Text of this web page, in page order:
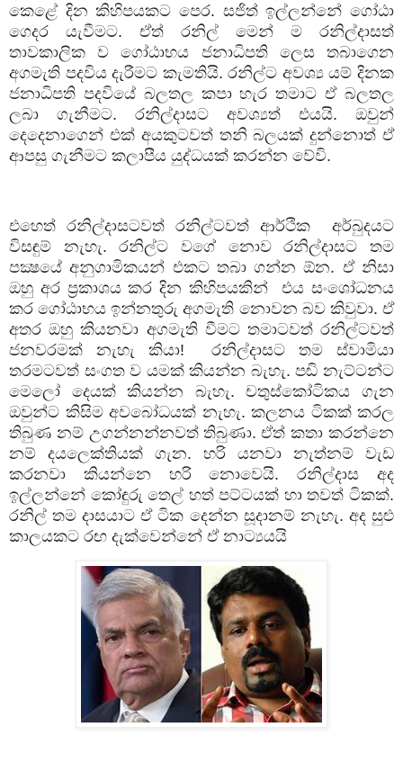
කෙළේ දින කිහිපයකට පෙර. සජිත් ඉල්ලන්නේ ගෝඨා
ගෙදර යැවීමට. ඒත් රනිල් මෙන් ම රනිල්දාසත්
තාවකාලික ව ගෝඨාභය ජනාධිපති ලෙස තබාගෙන
අගමැති පදවිය දැරීමට කැමතියි. රනිල්ට අවශ්‍ය යම් දිනක
ජනාධිපති පදවියේ බලතල කපා හැර තමාට ඒ බලතල
ලබා ගැනීමට. රනිල්දාසට අවශ්‍යත් එයයි. ඔවුන්
දෙදෙනාගෙන් එක් අයකුටවත් තනි බලයක් දුන්නොත් ඒ
ආපසු ගැනීමට කලාපීය යුද්ධයක් කරන්න වේවි.
එහෙත් රනිල්දාසටවත් රනිල්ටවත් ආර්ථික
අර්බුදයට
විසඳුම් නැහැ. රනිල්ට වගේ නොව රනිල්දාසට තම
පක්‍ෂයේ අනුගාමිකයන් එකට තබා ගන්න ඕන. ඒ නිසා
ඔහු අර ප්‍රකාශය කර දින කිහිපයකින්
එය සංශෝධනය
කර ගෝඨාභය ඉන්නතුරු අගමැති නොවන බව කිවුවා. ඒ
අතර ඔහු කියනවා අගමැති වීමට තමාටවත් රනිල්ටවත්
ජනවරමක් නැහැ කියා!
රනිල්දාසට තම ස්වාමියා
තරමටවත් සංගත ව යමක් කියන්න බැහැ. පඬි නැට්ටන්ට
මෙලෝ දෙයක් කියන්න බැහැ. චතුස්කෝටිකය ගැන
ඔවුන්ට කිසිම අවබෝධයක් නැහැ. කලනය ටිකක් කරල
තිබුණ නම් උගන්නන්නවත් තිබුණා. ඒත් කතා කරන්නෙ
නම් දයලෙක්තියක් ගැන. හරි යනවා නැත්නම් වැඩ
කරනවා කියන්නෙ හරි නොවෙයි. රනිල්දාස අද
ඉල්ලන්නේ කෝඳුරු තෙල් හත් පට්ටයක් හා තවත් ටිකක්.
රනිල් තම දාසයාට ඒ ටික දෙන්න සූදානම් නැහැ. අද සුළු
කාලයකට රඟ දැක්වෙන්නේ ඒ නාට්‍යයයි